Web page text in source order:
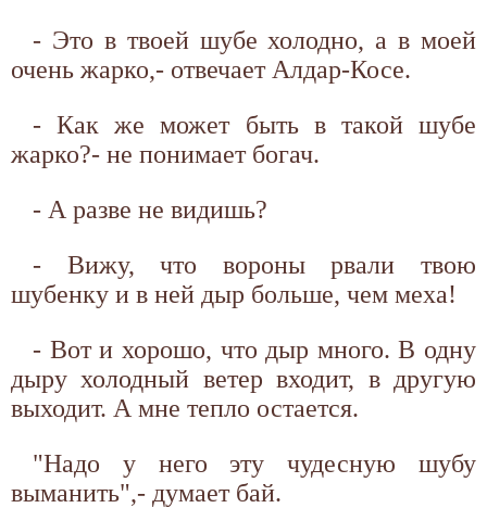
- Это в твоей шубе холодно, а в моей
очень жарко,- отвечает Алдар-Косе.
- Как же может быть в такой шубе
жарко?- не понимает богач.
- А разве не видишь?
- Вижу, что вороны рвали твою
шубенку и в ней дыр больше, чем меха!
- Вот и хорошо, что дыр много. В одну
дыру холодный ветер входит, в другую
выходит. А мне тепло остается.
"Надо у него эту чудесную шубу
выманить",- думает бай.